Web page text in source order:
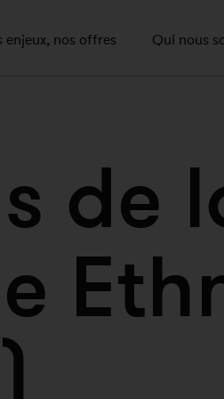
enjeux, nos offres
Qui nous
de